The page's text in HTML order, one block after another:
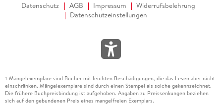
Datenschutz AGB Impressum
Widerrufsbelehrung
Datenschutzeinstellungen
1 Mängelexemplare sind Bücher mit leichten Beschädigungen, die das Lesen aber nicht
einschränken. Mängelexemplare sind durch einen Stempel als solche gekennzeichnet.
Die frühere Buchpreisbindung ist aufgehoben. Angaben zu Preissenkungen beziehen
sich auf den gebundenen Preis eines mangelfreien Exemplars.